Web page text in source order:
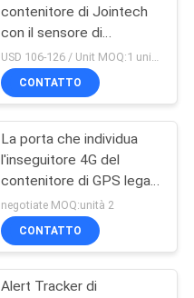
contenitore di Jointech
con il sensore di
temperatura per la
catena del freddo
logistica
USD 106-126 / Unit MOQ:1 unità
CONTATTO
La porta che individua
l'inseguitore 4G del
contenitore di GPS lega
facile con un nastro
installa la durata di vita
della batteria lunga
negotiate MOQ:unità 2
CONTATTO
Alert Tracker di